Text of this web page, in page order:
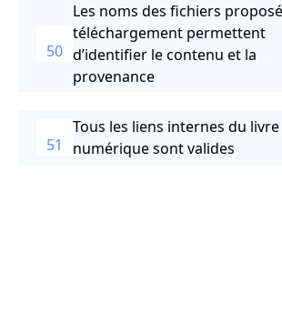
50
Les noms des fichiers
téléchargement permettent
d’identifier le contenu et la
provenance
51
Tous les liens internes du livre
numérique sont valides